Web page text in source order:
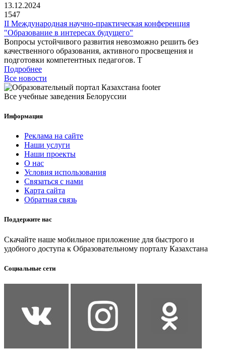
13.12.2024
1547
II Международная научно-практическая конференция
"Образование в интересах будущего"
Вопросы устойчивого развития невозможно решить без
качественного образования, активного просвещения и
подготовки компетентных педагогов. Т
Подробнее
Все новости
Все учебные заведения Белоруссии
Информация
Реклама на сайте
Наши услуги
Наши проекты
О нас
Условия использования
Связаться с нами
Карта сайта
Обратная связь
Поддержите нас
Скачайте наше мобильное приложение для быстрого и
удобного доступа к Образовательному порталу Казахстана
Социальные сети